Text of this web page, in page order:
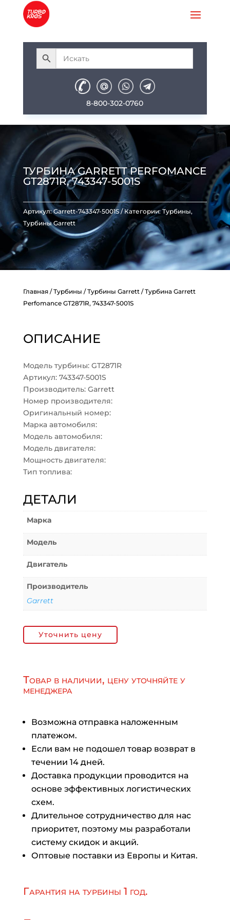
8-800-302-0760
ТУРБИНА GARRETT PERFOMANCE
GT2871R, 743347-5001S
Артикул:Garrett-743347-5001S Категории:Турбины,
Турбины Garrett
Главная/Турбины /Турбины Garrett/ Турбина Garrett
Perfomance GT2871R, 743347-5001S
ОПИСАНИЕ
Модель турбины: GT2871R
Артикул: 743347-5001S
Производитель: Garrett
Номер производителя:
Оригинальный номер:
Марка автомобиля:
Модель автомобиля:
Модель двигателя:
Мощность двигателя:
Тип топлива:
ДЕТАЛИ
Марка
Модель
Двигатель
Производитель
Garrett
Уточнить цену
Товар в наличии, цену уточняйте у
менеджера
Возможна отправка наложенным
платежом.
Если вам не подошел товар возврат в
течении 14 дней.
Доставка продукции проводится на
основе эффективных логистических
схем.
Длительное сотрудничество для нас
приоритет, поэтому мы разработали
систему скидок и акций.
Оптовые поставки из Европы и Китая.
Гарантия на турбины 1 год.